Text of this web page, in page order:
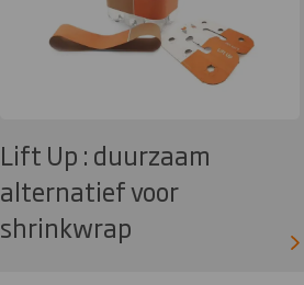
Lift Up : duurzaam
alternatief voor
shrinkwrap